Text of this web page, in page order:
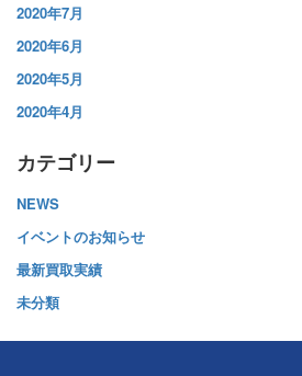
2020年7月
2020年6月
2020年5月
2020年4月
カテゴリー
NEWS
イベントのお知らせ
最新買取実績
未分類